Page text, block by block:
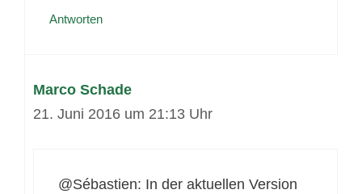
Antworten
Marco Schade
21. Juni 2016 um 21:13 Uhr
@Sébastien: In der aktuellen Version